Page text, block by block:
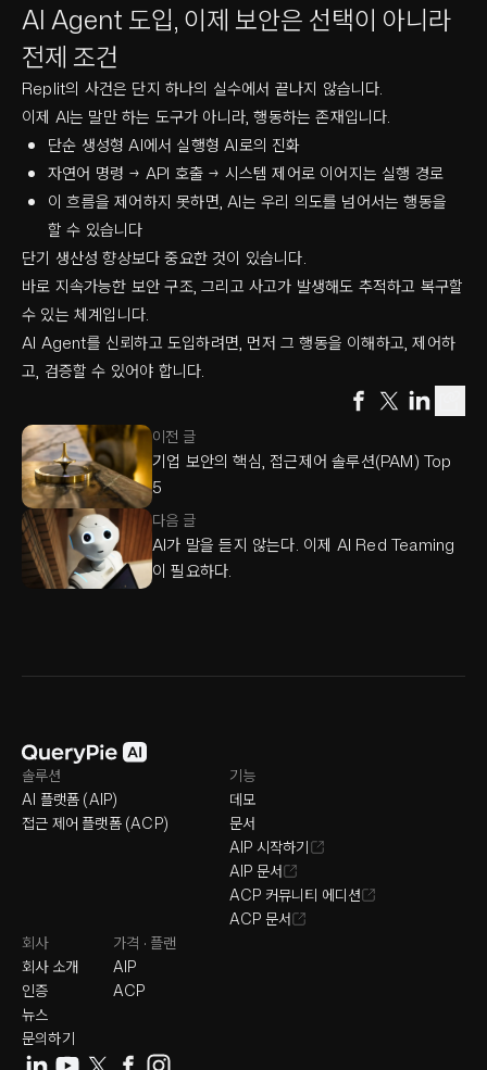
AI Agent 도입, 이제 보안은 선택이 아니라
전제 조건
Replit의 사건은 단지 하나의 실수에서 끝나지 않습니다.
이제 AI는 말만 하는 도구가 아니라, 행동하는 존재입니다.
단순 생성형 AI에서 실행형 AI로의 진화
자연어 명령 → API 호출 → 시스템 제어로 이어지는 실행 경로
이 흐름을 제어하지 못하면, AI는 우리 의도를 넘어서는 행동을
할 수 있습니다
단기 생산성 향상보다 중요한 것이 있습니다.
바로 지속가능한 보안 구조, 그리고 사고가 발생해도 추적하고 복구할
수 있는 체계입니다.
AI Agent를 신뢰하고 도입하려면, 먼저 그 행동을 이해하고, 제어하
고, 검증할 수 있어야 합니다.
이전 글
기업 보안의 핵심, 접근제어 솔루션(PAM) Top
5
다음 글
AI가 말을 듣지 않는다. 이제 AI Red Teaming
이 필요하다.
솔루션
AI 플랫폼 (AIP)
접근 제어 플랫폼 (ACP)
기능
데모
문서
AIP 시작하기
AIP 문서
ACP 커뮤니티 에디션
ACP 문서
회사
회사 소개
인증
뉴스
문의하기
가격 · 플랜
AIP
ACP